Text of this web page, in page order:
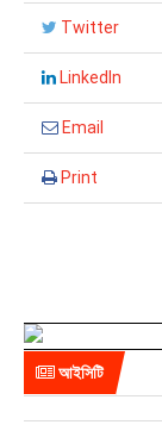
Twitter
LinkedIn
Email
Print
আইসিটি